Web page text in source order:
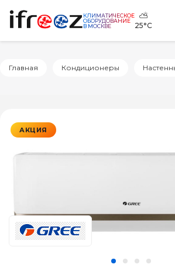
КЛИМАТИЧЕСКОЕ
ОБОРУДОВАНИЕ
В МОСКВЕ
⛅
25°C
Главная Кондиционеры
АКЦИЯ